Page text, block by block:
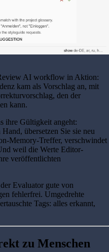
AI workflow in Aktion:
kam als Vorschlag an, mit
den der
kann.
ihre Gültigkeit angeht:
übersetzen Sie sie neu
Memory-Treffer, verschwindet
weil die Werte Editor-
veröffentlichten
Evaluator gute von
fehlerfrei. Umgedrehte
Tags: alles erkannt,
zu Menschen